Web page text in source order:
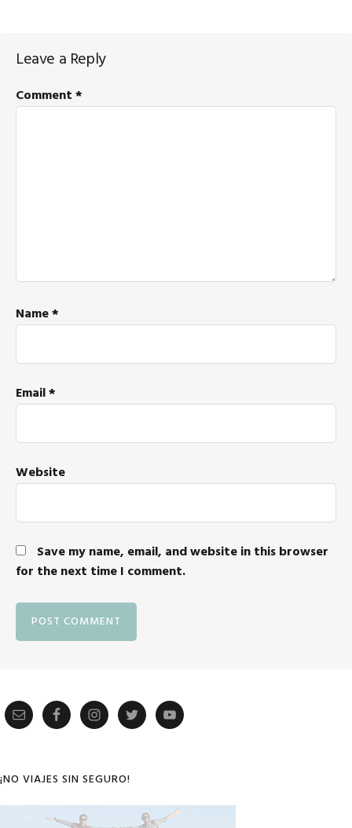
Reader
Interactions
Leave a Reply
Comment*
Name*
Email*
Website
Save my name, email, and website in this browser
for the next time I comment.
Primary
¡NO VIAJES SIN SEGURO!